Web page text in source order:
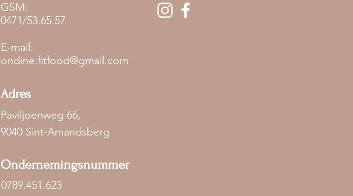
GSM:
0471/53.65.57
E-mail:
ondine.fitfood@gmail.com
Adres
Paviljoenweg 66,
9040 Sint-Amandsberg
Ondernemingsnummer
0789.451.623